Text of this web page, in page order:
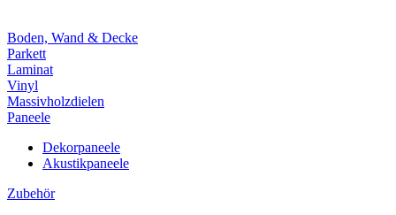
Boden, Wand & Decke
Parkett
Laminat
Vinyl
Massivholzdielen
Paneele
Dekorpaneele
Akustikpaneele
Zubehör